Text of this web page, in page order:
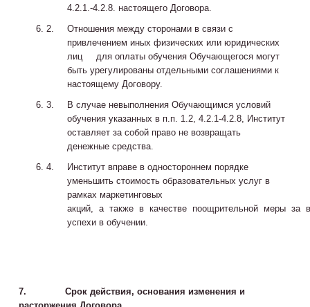
4.2.1.-4.2.8. настоящего Договора.
Отношения между сторонами в связи с
привлечением иных физических или юридических
лиц для оплаты обучения Обучающегося могут
быть урегулированы отдельными соглашениями к
настоящему Договору.
В случае невыполнения Обучающимся условий
обучения указанных в п.п. 1.2, 4.2.1-4.2.8, Институт
оставляет за собой право не возвращать
денежные средства.
Институт вправе в одностороннем порядке
уменьшить стоимость образовательных услуг в
рамках маркетинговых
акций, а также в качестве поощрительной меры за
успехи в обучении.
7. Срок действия, основания изменения и